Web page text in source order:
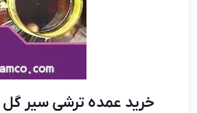
خرید عمده ترشی سیر